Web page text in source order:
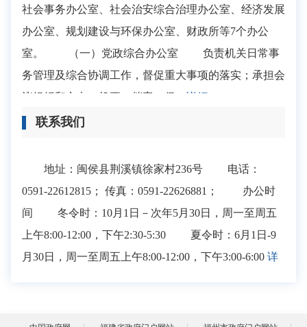
社会事务办公室、社会治安综合治理办公室、经济发展
办公室、规划建设与环保办公室、财政所等7个办公
室。 （一）党政综合办公室 负责机关日常事
务管理及综合协调工作，督促重大事项的落实；承担会
议组织和文电、机要、档案、保... 详细>>
联系我们
地址：闽侯县荆溪镇徐家村236号 电话：
0591-22612815； 传真：0591-22626881； 办公时
间 冬令时：10月1日－次年5月30日，周一至周五
上午8:00-12:00，下午2:30-5:30 夏令时：6月1日-9
月30日，周一至周五上午8:00-12:00，下午3:00-6:00 详